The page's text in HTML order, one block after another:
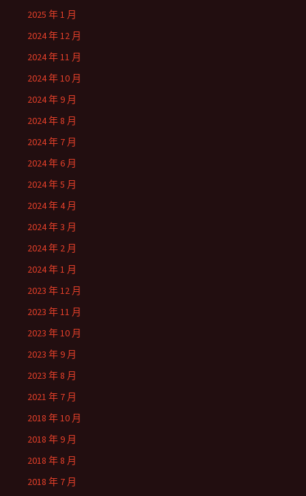
2025 年 1 月
2024 年 12 月
2024 年 11 月
2024 年 10 月
2024 年 9 月
2024 年 8 月
2024 年 7 月
2024 年 6 月
2024 年 5 月
2024 年 4 月
2024 年 3 月
2024 年 2 月
2024 年 1 月
2023 年 12 月
2023 年 11 月
2023 年 10 月
2023 年 9 月
2023 年 8 月
2021 年 7 月
2018 年 10 月
2018 年 9 月
2018 年 8 月
2018 年 7 月